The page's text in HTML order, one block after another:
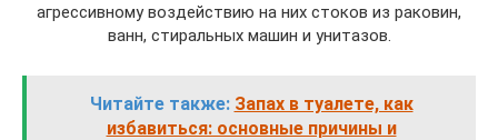
агрессивному воздействию на них стоков из раковин,
ванн, стиральных машин и унитазов.
Читайте также: Запах в туалете, как
избавиться: основные причины и